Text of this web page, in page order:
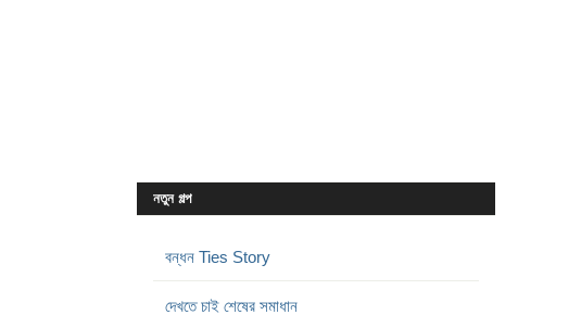
নতুন গল্প
বন্ধন Ties Story
দেখতে চাই শেষের সমাধান